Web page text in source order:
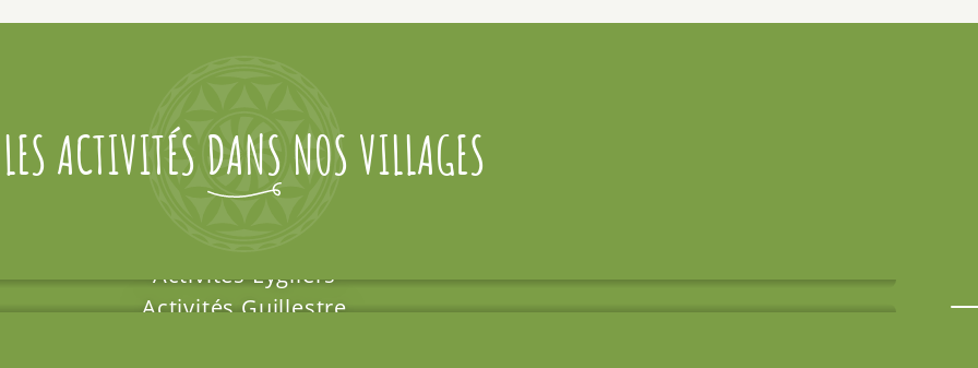
LES ACTIVITÉS DANS NOS VILLAGES
Activités Eygliers
Activités Guillestre